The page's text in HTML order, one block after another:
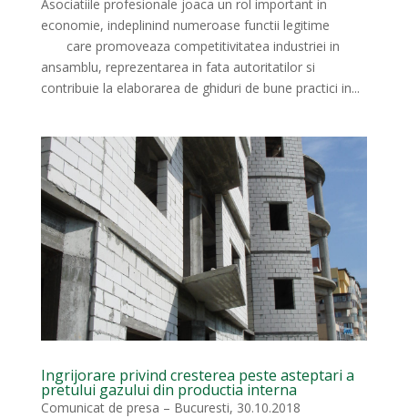
Asociatiile profesionale joaca un rol important in
economie, indeplinind numeroase functii legitime
care promoveaza competitivitatea industriei in
ansamblu, reprezentarea in fata autoritatilor si
contribuie la elaborarea de ghiduri de bune practici in...
Ingrijorare privind cresterea peste asteptari a
pretului gazului din productia interna
Comunicat de presa – Bucuresti, 30.10.2018